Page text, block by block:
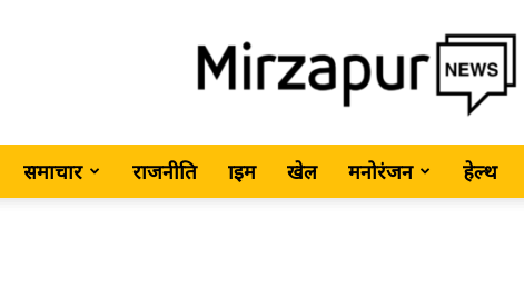
MirzapurNews.com
समाचार राजनीति क्राइम खेल मनोरंजन हेल्थ